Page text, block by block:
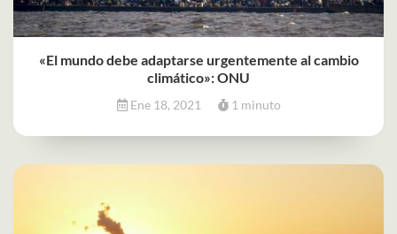
«El mundo debe adaptarse urgentemente al cambio
climático»: ONU
Ene 18, 2021 1 minuto